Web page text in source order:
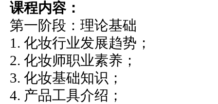
课程内容：
第一阶段：理论基础
1. 化妆行业发展趋势；
2. 化妆师职业素养；
3. 化妆基础知识；
4. 产品工具介绍；